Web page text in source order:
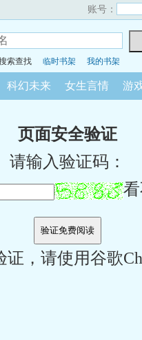
账号：
索查找 临时书架 我的书架
科幻未来 女生言情 游
页面安全验证
请输入验证码：
，请使用谷歌